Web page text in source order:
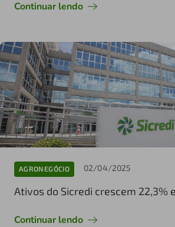
Continuar lendo
AGRONEGÓCIO 02/04/2025
Ativos do Sicredi crescem 22,3%
Continuar lendo